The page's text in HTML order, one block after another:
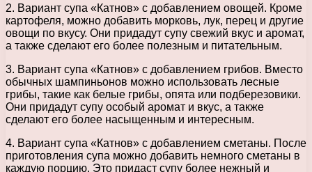
2. Вариант супа «Катнов» с добавлением овощей. Кроме
картофеля, можно добавить морковь, лук, перец и другие
овощи по вкусу. Они придадут супу свежий вкус и аромат,
а также сделают его более полезным и питательным.
3. Вариант супа «Катнов» с добавлением грибов. Вместо
обычных шампиньонов можно использовать лесные
грибы, такие как белые грибы, опята или подберезовики.
Они придадут супу особый аромат и вкус, а также
сделают его более насыщенным и интересным.
4. Вариант супа «Катнов» с добавлением сметаны. После
приготовления супа можно добавить немного сметаны в
каждую порцию. Это придаст супу более нежный и